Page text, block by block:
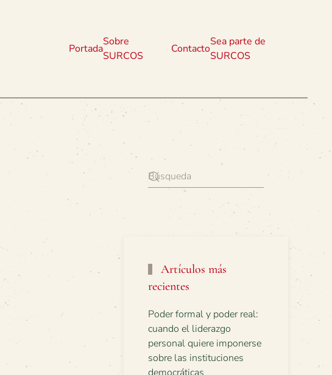
Portada
Sobre
SURCOS
Contacto
Sea parte de
SURCOS
Artículos más
recientes
Poder formal y poder real:
cuando el liderazgo
personal quiere imponerse
sobre las instituciones